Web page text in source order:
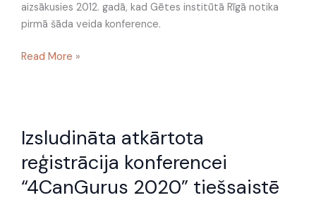
aizsākusies 2012. gadā, kad Gētes institūtā Rīgā notika
pirmā šāda veida konference.
Read More »
Izsludināta atkārtota
reģistrācija konferencei
“4CanGurus 2020” tiešsaistē
atkārtota
reģistrācija
konferencei
“4CanGurus